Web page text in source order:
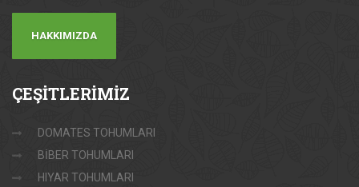
HAKKIMIZDA
ÇEŞİTLERİMİZ
DOMATES TOHUMLARI
BİBER TOHUMLARI
HIYAR TOHUMLARI